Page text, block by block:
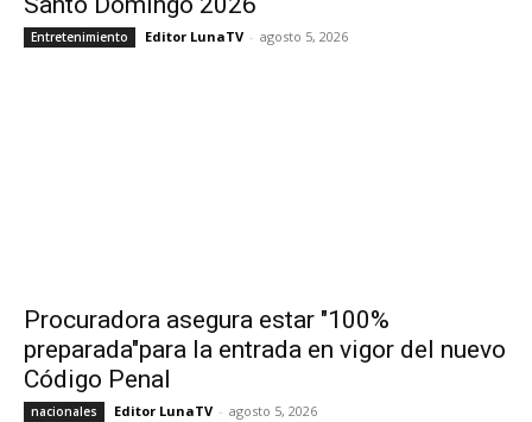
Entretenimiento Editor LunaTV - agosto 5, 2026
Procuradora asegura estar "100%
preparada"para la entrada en vigor del nuevo
Código Penal
nacionales Editor LunaTV - agosto 5, 2026